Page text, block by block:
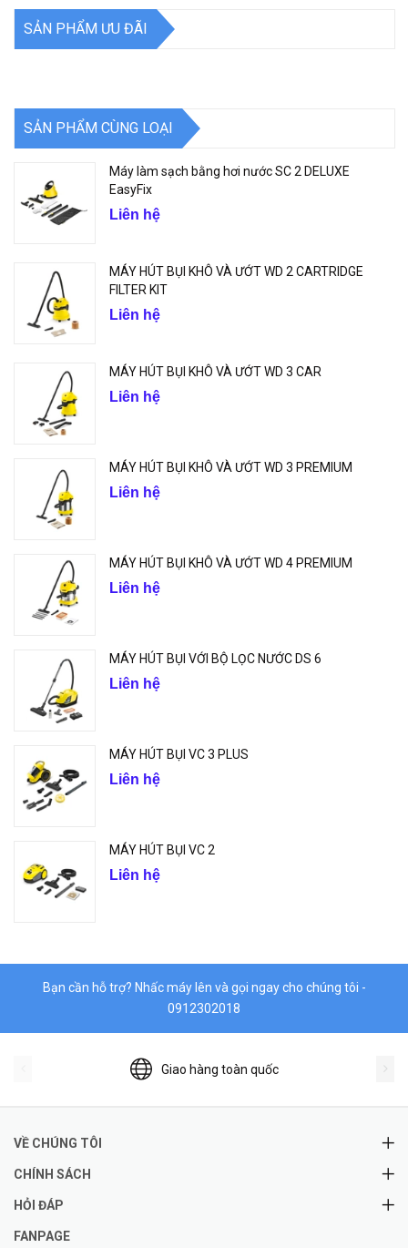
SẢN PHẨM ƯU ĐÃI
SẢN PHẨM CÙNG LOẠI
Máy làm sạch bằng hơi nước SC 2 DELUXE
EasyFix
Liên hệ
MÁY HÚT BỤI KHÔ VÀ ƯỚT WD 2 CARTRIDGE
FILTER KIT
Liên hệ
MÁY HÚT BỤI KHÔ VÀ ƯỚT WD 3 CAR
Liên hệ
MÁY HÚT BỤI KHÔ VÀ ƯỚT WD 3 PREMIUM
Liên hệ
MÁY HÚT BỤI KHÔ VÀ ƯỚT WD 4 PREMIUM
Liên hệ
MÁY HÚT BỤI VỚI BỘ LỌC NƯỚC DS 6
Liên hệ
MÁY HÚT BỤI VC 3 PLUS
Liên hệ
MÁY HÚT BỤI VC 2
Liên hệ
Bạn cần hỗ trợ? Nhấc máy lên và gọi ngay cho chúng tôi -
0912302018
Giao hàng toàn quốc
VỀ CHÚNG TÔI
CHÍNH SÁCH
HỎI ĐÁP
FANPAGE